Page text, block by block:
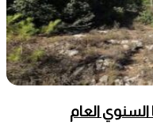
العام